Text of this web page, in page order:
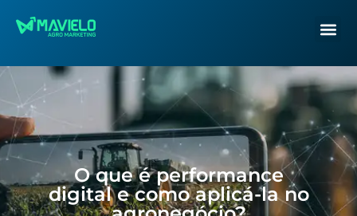
O que é performance
digital e como aplicá-la no